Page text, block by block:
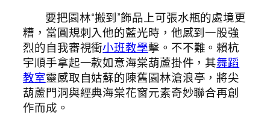
要把園林“搬到”飾品上可張水瓶的處境更
糟，當圓規刺入他的藍光時，他感到一股強
烈的自我審視衝小班教學擊。不不難。賴杭
宇順手拿起一款如意海棠葫蘆掛件，其舞蹈
教室靈感取自姑蘇的陳舊園林滄浪亭，將尖
葫蘆門洞與經典海棠花窗元素奇妙聯合再創
作而成。